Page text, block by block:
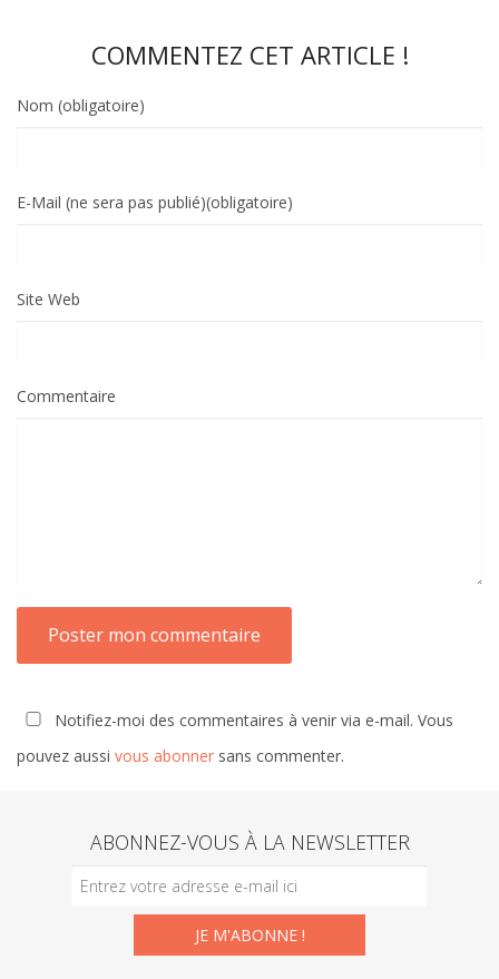
COMMENTEZ CET ARTICLE !
Nom (obligatoire)
E-Mail (ne sera pas publié)(obligatoire)
Site Web
Commentaire
Notifiez-moi des commentaires à venir via e-mail. Vous
pouvez aussi vous abonner sans commenter.
ABONNEZ-VOUS À LA NEWSLETTER